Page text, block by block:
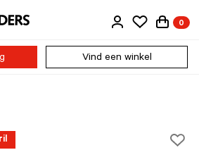
0
Vind een winkel